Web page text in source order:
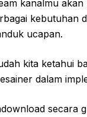
kanalmu akan
kebutuhan
ucapan.
kita ketahui
dalam
secara